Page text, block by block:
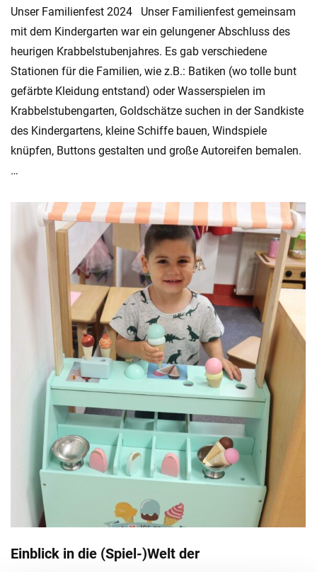
Unser Familienfest 2024 Unser Familienfest gemeinsam
mit dem Kindergarten war ein gelungener Abschluss des
heurigen Krabbelstubenjahres. Es gab verschiedene
Stationen für die Familien, wie z.B.: Batiken (wo tolle bunt
gefärbte Kleidung entstand) oder Wasserspielen im
Krabbelstubengarten, Goldschätze suchen in der Sandkiste
des Kindergartens, kleine Schiffe bauen, Windspiele
knüpfen, Buttons gestalten und große Autoreifen bemalen.
…
Einblick in die (Spiel-)Welt der